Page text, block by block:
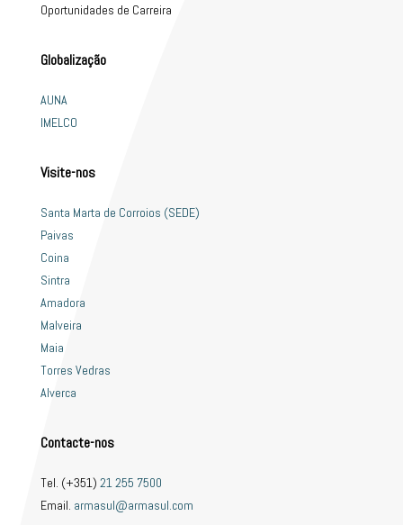
Oportunidades de Carreira
Globalização
AUNA
IMELCO
Visite-nos
Santa Marta de Corroios (SEDE)
Paivas
Coina
Sintra
Amadora
Malveira
Maia
Torres Vedras
Alverca
Contacte-nos
Tel. (+351) 21 255 7500
Email. armasul@armasul.com